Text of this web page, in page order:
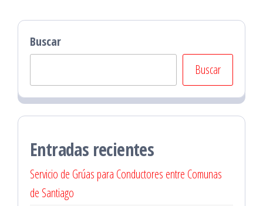
Buscar
Buscar
Entradas recientes
Servicio de Grúas para Conductores entre Comunas
de Santiago